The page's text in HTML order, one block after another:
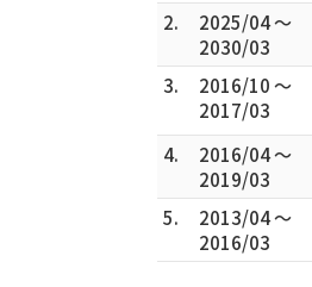
2.
2025/04 ～
2030/03
3.
2016/10 ～
2017/03
4.
2016/04 ～
2019/03
5.
2013/04 ～
2016/03